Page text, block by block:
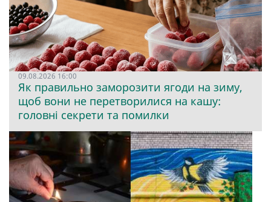
09.08.2026 16:00
Як правильно заморозити ягоди на зиму,
щоб вони не перетворилися на кашу:
головні секрети та помилки